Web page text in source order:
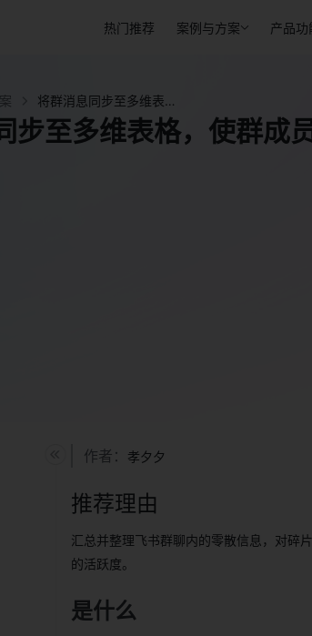
热门推荐 案例与方案 产品功
将群消息同步至多维表格，使群成员活跃度可视化～ - 飞书官网
步至多维表格，使群成
作者： 孝夕夕
推荐理由
汇总并整理飞书群聊内的零散信息，对碎
的活跃度。
是什么